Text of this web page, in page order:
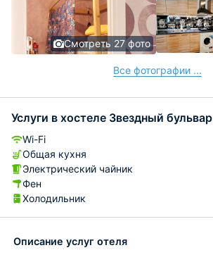
Смотреть 27 фото
Все фотографии ...
Услуги в хостеле Звездный бульвар
Wi-Fi
Общая кухня
Электрический чайник
Фен
Холодильник
Описание услуг отеля